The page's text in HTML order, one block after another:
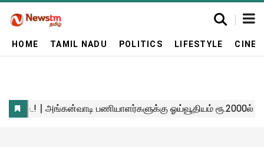
HOME TAMIL NADU POLITICS LIFESTYLE